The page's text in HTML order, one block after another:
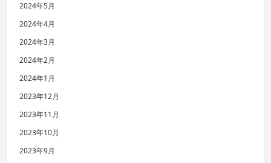
2024年5月
2024年4月
2024年3月
2024年2月
2024年1月
2023年12月
2023年11月
2023年10月
2023年9月